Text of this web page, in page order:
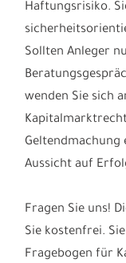
Haftungsrisiko.
Sollten Anleger
wenden Sie sich
Geltendmachung
Aussicht auf
Fragen Sie uns!
Sie kostenfrei.
Fragebogen für